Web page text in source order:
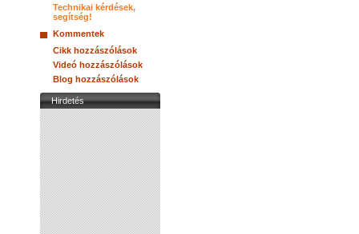
Technikai kérdések,
segítség!
Kommentek
Cikk hozzászólások
Videó hozzászólások
Blog hozzászólások
Hirdetés